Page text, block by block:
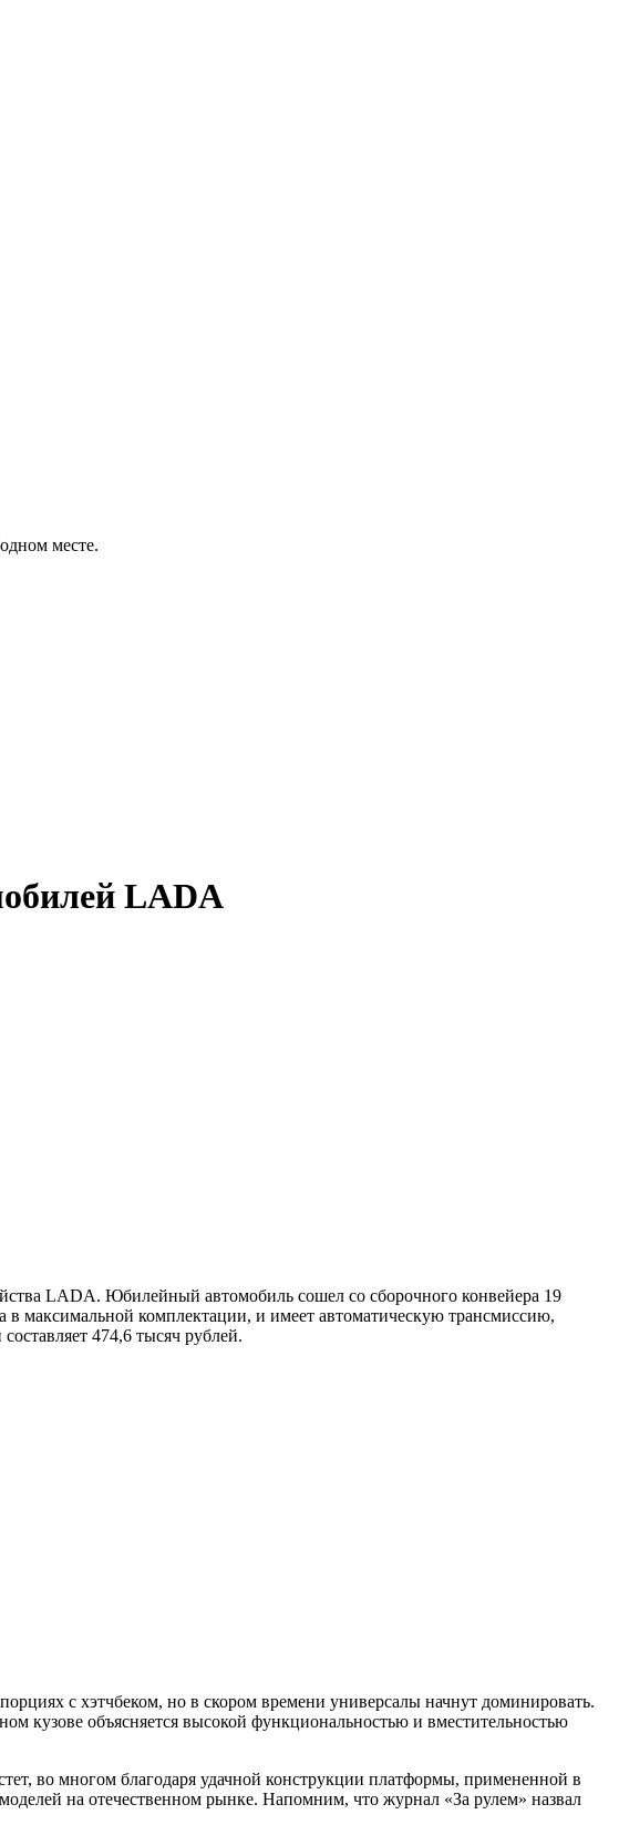
месте.
LADA
LADA. Юбилейный автомобиль сошел со сборочного конвейера 19
максимальной комплектации, и имеет автоматическую трансмиссию,
474,6 тысяч рублей.
с хэтчбеком, но в скором времени универсалы начнут доминировать.
кузове объясняется высокой функциональностью и вместительностью
во многом благодаря удачной конструкции платформы, примененной в
на отечественном рынке. Напомним, что журнал «За рулем» назвал